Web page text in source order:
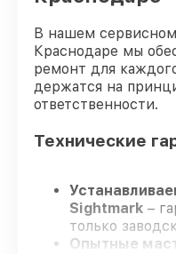
В нашем
Краснодаре мы
ремонт для
держатся на
ответственности.
Технические
Sightmark –
только
Опытные